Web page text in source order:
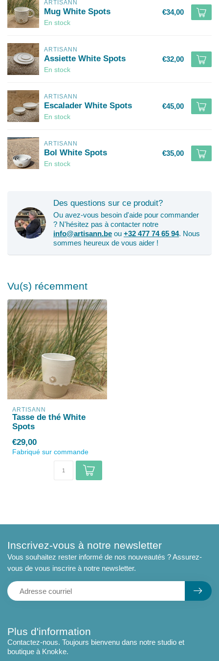
ARTISANN
Mug White Spots
En stock
€34,00
ARTISANN
Assiette White Spots
En stock
€32,00
ARTISANN
Escalader White Spots
En stock
€45,00
ARTISANN
Bol White Spots
En stock
€35,00
Des questions sur ce produit?
Ou avez-vous besoin d'aide pour commander
? N'hésitez pas à contacter notre
info@artisann.be ou +32 477 74 65 94. Nous
sommes heureux de vous aider !
Vu(s) récemment
ARTISANN
Tasse de thé White
Spots
€29,00
Fabriqué sur commande
Plus d'information
Contactez-nous. Toujours bienvenu dans notre studio et
boutique à Knokke.
Inscrivez-vous à notre newsletter
Vous souhaitez rester informé de nos nouveautés ? Assurez-
vous de vous inscrire à notre newsletter.